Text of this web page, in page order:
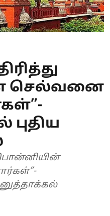
செல்வனை
புதிய
பொன்னியின்